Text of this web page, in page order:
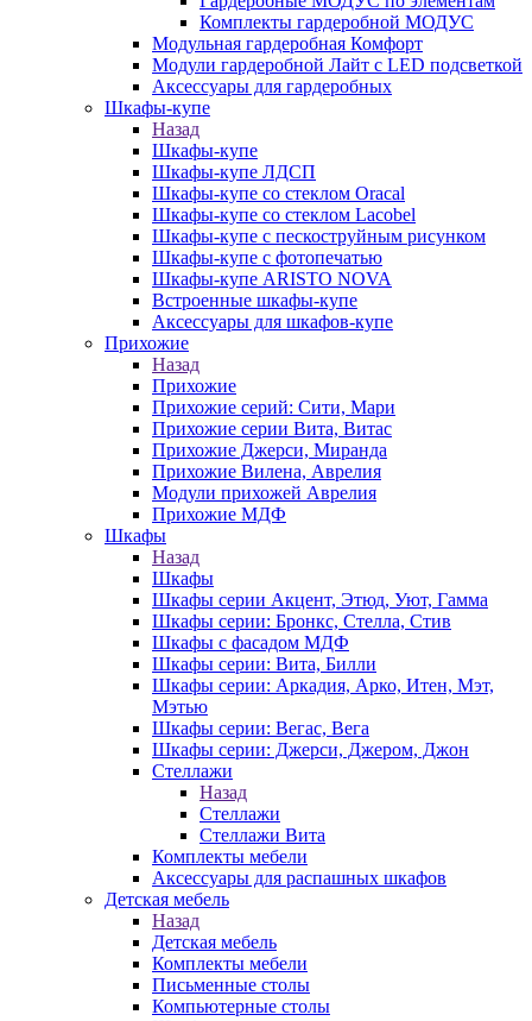
Комплекты гардеробной МОДУС
Модульная гардеробная Комфорт
Модули гардеробной Лайт с LED подсветкой
Аксессуары для гардеробных
Шкафы-купе
Назад
Шкафы-купе
Шкафы-купе ЛДСП
Шкафы-купе со стеклом Oracal
Шкафы-купе со стеклом Lacobel
Шкафы-купе с пескоструйным рисунком
Шкафы-купе с фотопечатью
Шкафы-купе ARISTO NOVA
Встроенные шкафы-купе
Аксессуары для шкафов-купе
Прихожие
Назад
Прихожие
Прихожие серий: Сити, Мари
Прихожие серии Вита, Витас
Прихожие Джерси, Миранда
Прихожие Вилена, Аврелия
Модули прихожей Аврелия
Прихожие МДФ
Шкафы
Назад
Шкафы
Шкафы серии Акцент, Этюд, Уют, Гамма
Шкафы серии: Бронкс, Стелла, Стив
Шкафы с фасадом МДФ
Шкафы серии: Вита, Билли
Шкафы серии: Аркадия, Арко, Итен, Мэт,
Мэтью
Шкафы серии: Вегас, Вега
Шкафы серии: Джерси, Джером, Джон
Стеллажи
Назад
Стеллажи
Стеллажи Вита
Комплекты мебели
Аксессуары для распашных шкафов
Детская мебель
Назад
Детская мебель
Комплекты мебели
Письменные столы
Компьютерные столы